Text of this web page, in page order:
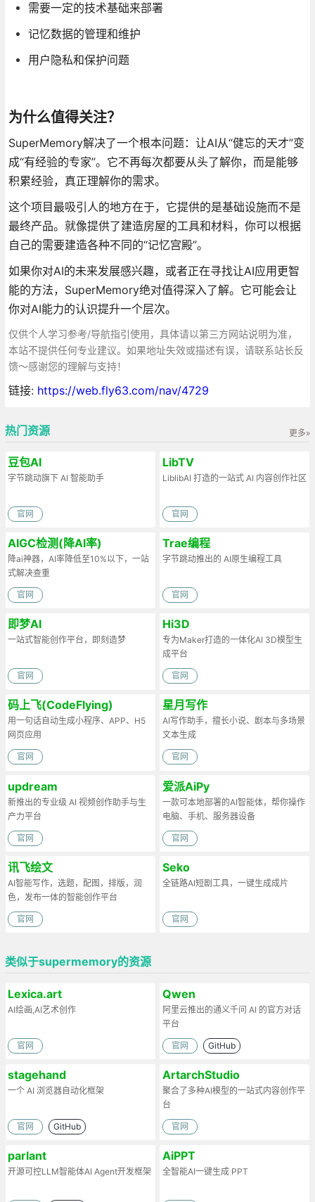
需要一定的技术基础来部署
记忆数据的管理和维护
用户隐私和保护问题
为什么值得关注？
SuperMemory解决了一个根本问题：让AI从“健忘的天才”变
成“有经验的专家”。它不再每次都要从头了解你，而是能够
积累经验，真正理解你的需求。
这个项目最吸引人的地方在于，它提供的是基础设施而不是
最终产品。就像提供了建造房屋的工具和材料，你可以根据
自己的需要建造各种不同的“记忆宫殿”。
如果你对AI的未来发展感兴趣，或者正在寻找让AI应用更智
能的方法，SuperMemory绝对值得深入了解。它可能会让
你对AI能力的认识提升一个层次。
仅供个人学习参考/导航指引使用，具体请以第三方网站说明为准，
本站不提供任何专业建议。如果地址失效或描述有误，请联系站长反
馈～感谢您的理解与支持！
链接: https://web.fly63.com/nav/4729
更多»
热门资源
豆包AI
字节跳动旗下 AI 智能助手
官网
LibTV
LiblibAI 打造的一站式 AI 内容创作社区
官网
AIGC检测(降AI率)
降ai神器，AI率降低至10%以下，一站
式解决查重
官网
Trae编程
字节跳动推出的 AI原生编程工具
官网
即梦AI
一站式智能创作平台，即刻造梦
官网
Hi3D
专为Maker打造的一体化AI 3D模型生
成平台
官网
码上飞(CodeFlying)
用一句话自动生成小程序、APP、H5
网页应用
官网
星月写作
AI写作助手，擅长小说、剧本与多场景
文本生成
官网
updream
新推出的专业级 AI 视频创作助手与生
产力平台
官网
爱派AiPy
一款可本地部署的AI智能体，帮你操作
电脑、手机、服务器设备
官网
讯飞绘文
AI智能写作，选题，配图，排版，润
色，发布一体的智能创作平台
官网
Seko
全链路AI短剧工具，一键生成成片
官网
类似于supermemory的资源
Lexica.art
AI绘画,AI艺术创作
官网
Qwen
阿里云推出的通义千问 AI 的官方对话
平台
官网 GitHub
stagehand
一个 AI 浏览器自动化框架
官网 GitHub
ArtarchStudio
聚合了多种AI模型的一站式内容创作平
台
官网
parlant
开源可控LLM智能体AI Agent开发框架
AiPPT
全智能AI一键生成 PPT